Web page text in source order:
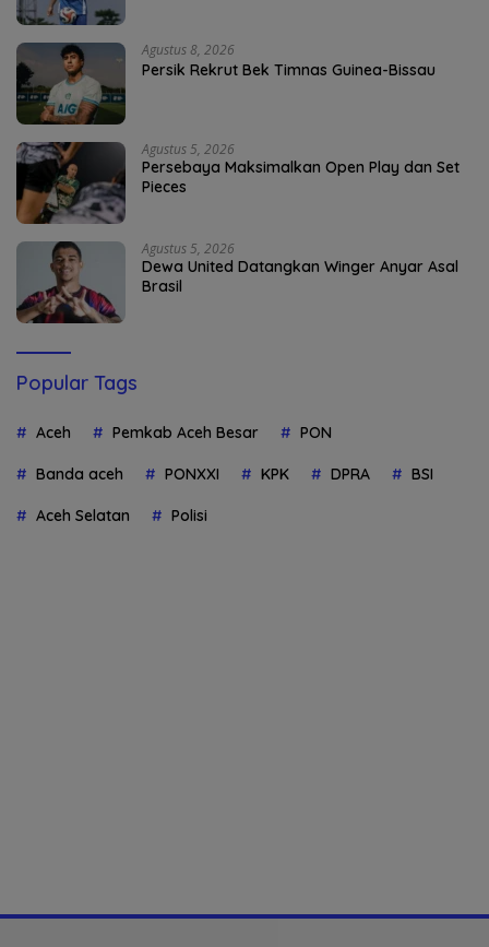
Agustus 8, 2026
Persik Rekrut Bek Timnas Guinea-Bissau
Agustus 5, 2026
Persebaya Maksimalkan Open Play dan Set
Pieces
Agustus 5, 2026
Dewa United Datangkan Winger Anyar Asal
Brasil
Popular Tags
Aceh Pemkab Aceh Besar PON
Banda aceh PONXXI KPK DPRA BSI
Aceh Selatan Polisi